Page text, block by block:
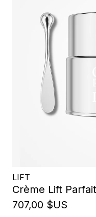
LIFT
Crème Lift Parfait
707,00 $US